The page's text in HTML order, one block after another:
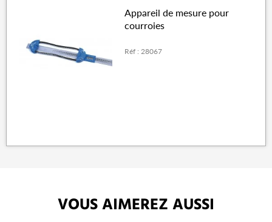
Appareil de mesure pour
courroies
Réf : 28067
VOUS AIMEREZ AUSSI